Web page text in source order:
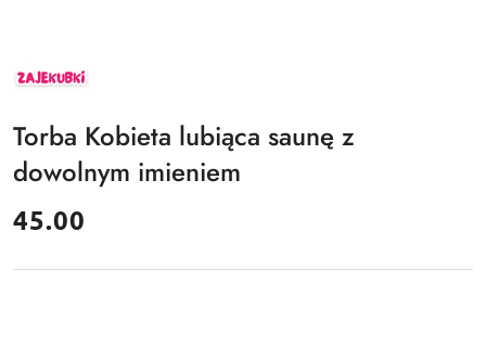
ZAJEKUBKI
Torba Kobieta lubiąca saunę z
dowolnym imieniem
cena:
45.00